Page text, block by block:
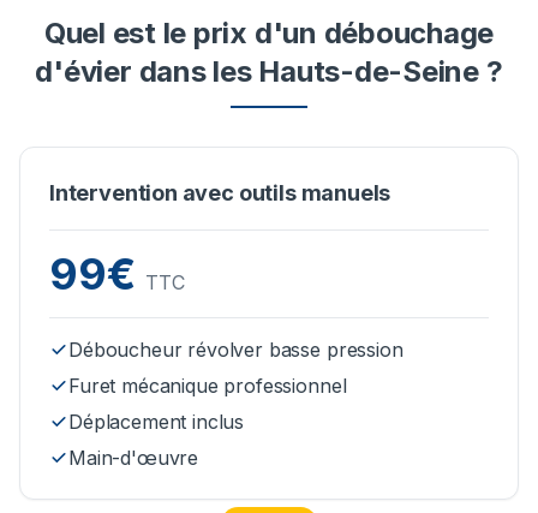
Quel est le prix d'un débouchage
d'évier dans les Hauts-de-Seine ?
Intervention avec outils manuels
99€ TTC
Déboucheur révolver basse pression
Furet mécanique professionnel
Déplacement inclus
Main-d'œuvre